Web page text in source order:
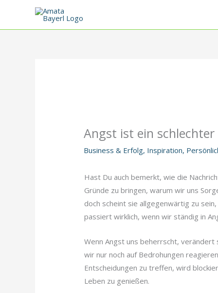
springen
Angst ist ein schlechter
Business & Erfolg, Inspiration,
Hast Du auch bemerkt, wie die
Gründe zu bringen, warum wir uns
doch scheint sie allgegenwärtig zu
passiert wirklich, wenn wir ständig in
Wenn Angst uns beherrscht, verändert
wir nur noch auf Bedrohungen
Entscheidungen zu treffen, wird
Leben zu genießen.